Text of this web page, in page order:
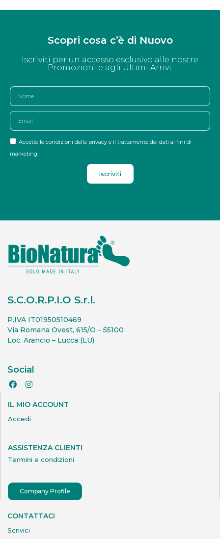
Scopri cosa c’è di Nuovo
Iscriviti per un accesso esclusivo alle nostre
Promozioni e agli Ultimi Arrivi.
Accetto le condizioni della privacy e il trattamento dei dati ai fini di
marketing
iscriviti
S.C.O.R.P.I.O S.r.l.
P.IVA IT01950510469
Via Romana Ovest, 615/O – 55100
Loc. Arancio – Lucca (LU)
Social
IL MIO ACCOUNT
Accedi
ASSISTENZA CLIENTI
Termini e condizioni
Company Profile
CONTATTACI
Scrivici